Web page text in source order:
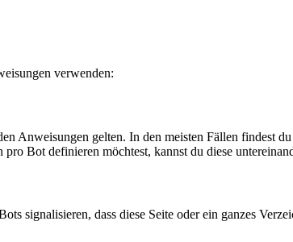
verwenden:
Anweisungen gelten. In den meisten Fällen findest
Bot definieren möchtest, kannst du diese
signalisieren, dass diese Seite oder ein ganzes